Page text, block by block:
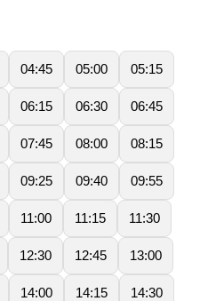
04:45 05:00 05:15
06:15 06:30 06:45
07:45 08:00 08:15
09:25 09:40 09:55
11:00 11:15 11:30
12:30 12:45 13:00
14:00 14:15 14:30